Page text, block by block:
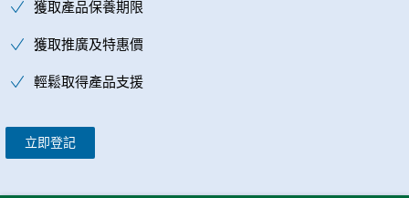
獲取產品保養期限
獲取推廣及特惠價
輕鬆取得產品支援
立即登記